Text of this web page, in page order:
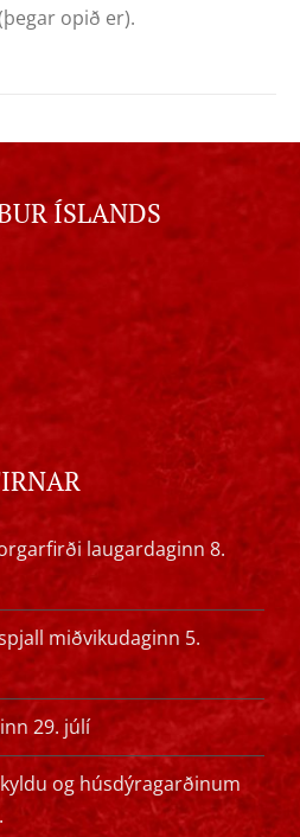
opið er).
ÍSLANDS
laugardaginn 8.
miðvikudaginn 5.
29. júlí
og húsdýragarðinum